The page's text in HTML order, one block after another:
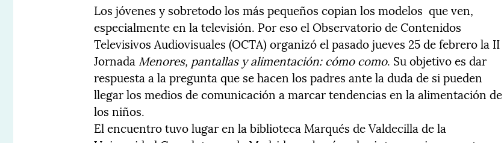
Los jóvenes y sobretodo los más pequeños copian los modelos que ven,
especialmente en la televisión. Por eso el Observatorio de Contenidos
Televisivos Audiovisuales (OCTA) organizó el pasado jueves 25 de febrero la II
Jornada Menores, pantallas y alimentación: cómo como. Su objetivo es dar
respuesta a la pregunta que se hacen los padres ante la duda de si pueden
llegar los medios de comunicación a marcar tendencias en la alimentación de
los niños.
El encuentro tuvo lugar en la biblioteca Marqués de Valdecilla de la